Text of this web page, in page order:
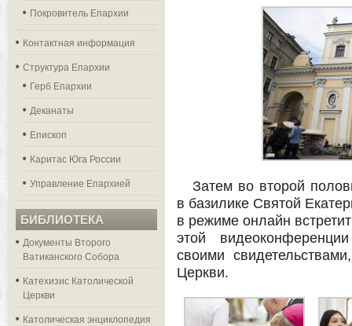
Покровитель Епархии
Контактная информация
Структура Епархии
Герб Епархии
Деканаты
Епископ
Каритас Юга России
Управление Епархией
БИБЛИОТЕКА
Документы Второго
Ватиканского Собора
Катехизис Католической
Церкви
Католическая энциклопедия
Затем во второй
в базилике Святой
в режиме онлайн
этой
своими
Церкви.